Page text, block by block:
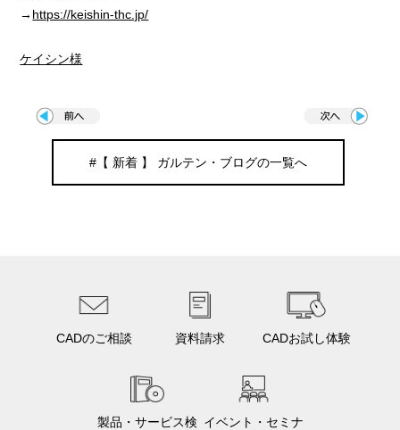
→ https://keishin-thc.jp/
ケイシン様
#【 新着 】 ガルテン・ブログの一覧へ
CADのご相談 資料請求 CADお試し体験
製品・サービス検 イベント・セミナ